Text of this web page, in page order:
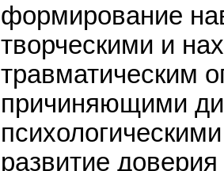
формирование
творческими и
травматическим
причиняющими
развитие